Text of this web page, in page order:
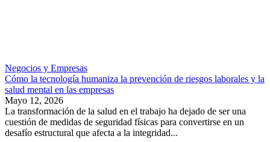
Negocios y Empresas
Cómo la tecnología humaniza la prevención de riesgos laborales y la
salud mental en las empresas
Mayo 12, 2026
La transformación de la salud en el trabajo ha dejado de ser una
cuestión de medidas de seguridad físicas para convertirse en un
desafío estructural que afecta a la integridad...